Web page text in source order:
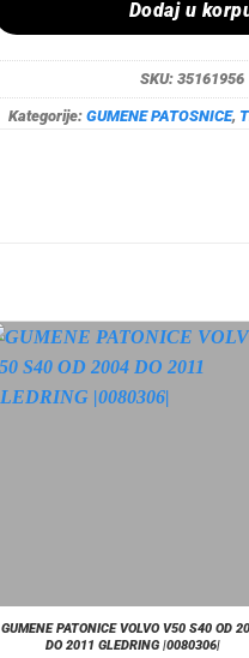
Dodaj u
SKU: 35161956
Kategorije: GUMENE PATOSNICE,
GUMENE PATONICE VOLVO V50 S40 OD
DO 2011 GLEDRING |0080306|